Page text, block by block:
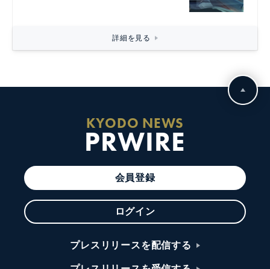
詳細を見る
KYODO NEWS
PRWIRE
会員登録
ログイン
プレスリリースを配信する